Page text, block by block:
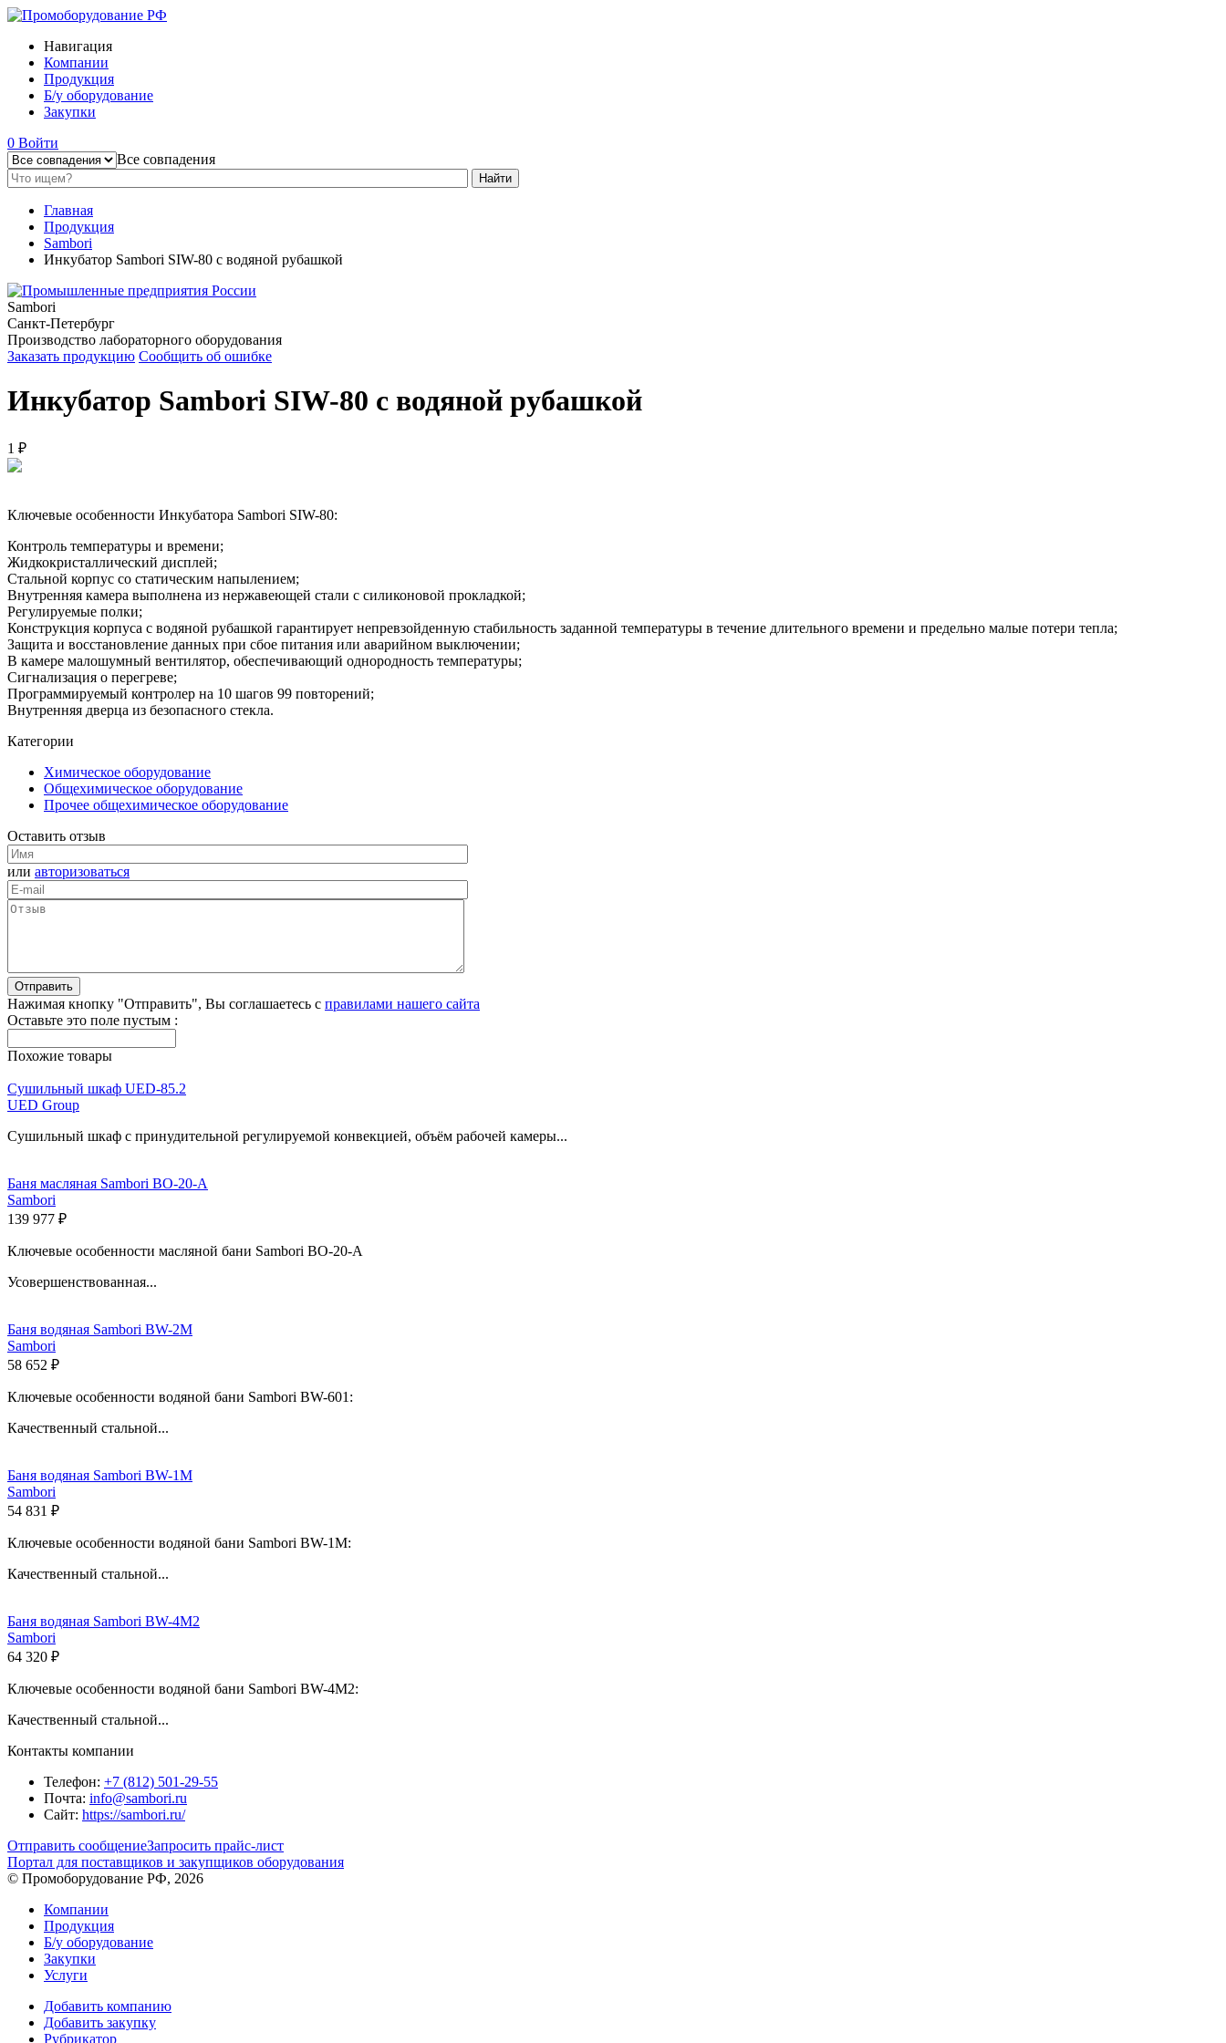
Навигация
Компании
Продукция
Б/у оборудование
Закупки
0 Войти
Все совпадения
Главная
Продукция
Sambori
Инкубатор Sambori SIW-80 с водяной рубашкой
Sambori
Санкт-Петербург
Производство лабораторного оборудования
Заказать продукцию Сообщить об ошибке
Инкубатор Sambori SIW-80 с водяной рубашкой
1 ₽
Ключевые особенности Инкубатора Sambori SIW-80:
Контроль температуры и времени;
Жидкокристаллический дисплей;
Стальной корпус со статическим напылением;
Внутренняя камера выполнена из нержавеющей стали с силиконовой прокладкой;
Регулируемые полки;
Конструкция корпуса с водяной рубашкой гарантирует непревзойденную стабильность заданной температуры в течение длительного времени и предельно малые потери тепла;
Защита и восстановление данных при сбое питания или аварийном выключении;
В камере малошумный вентилятор, обеспечивающий однородность температуры;
Сигнализация о перегреве;
Программируемый контролер на 10 шагов 99 повторений;
Внутренняя дверца из безопасного стекла.
Категории
Химическое оборудование
Общехимическое оборудование
Прочее общехимическое оборудование
Оставить отзыв
или авторизоваться
Нажимая кнопку "Отправить", Вы соглашаетесь с правилами нашего сайта
Оставьте это поле пустым :
Похожие товары
Сушильный шкаф UED-85.2
UED Group
Сушильный шкаф с принудительной регулируемой конвекцией, объём рабочей камеры...
Баня масляная Sambori BO-20-A
Sambori
139 977 ₽
Ключевые особенности масляной бани Sambori BO-20-A
Усовершенствованная...
Баня водяная Sambori BW-2M
Sambori
58 652 ₽
Ключевые особенности водяной бани Sambori BW-601:
Качественный стальной...
Баня водяная Sambori BW-1M
Sambori
54 831 ₽
Ключевые особенности водяной бани Sambori BW-1M:
Качественный стальной...
Баня водяная Sambori BW-4M2
Sambori
64 320 ₽
Ключевые особенности водяной бани Sambori BW-4M2:
Качественный стальной...
Контакты компании
Телефон: +7 (812) 501-29-55
Почта: info@sambori.ru
Сайт: https://sambori.ru/
Отправить сообщениеЗапросить прайс-лист
Портал для поставщиков и закупщиков оборудования
© Промоборудование РФ, 2026
Компании
Продукция
Б/у оборудование
Закупки
Услуги
Добавить компанию
Добавить закупку
Рубрикатор